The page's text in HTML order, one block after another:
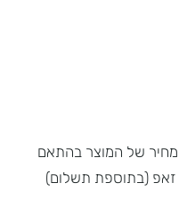
של המוצר בהתאם
זאפ (בתוספת תשלום)